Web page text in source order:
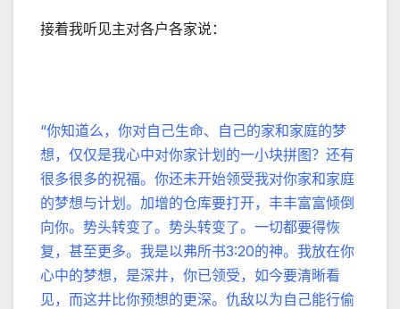
接着我听见主对各户各家说：
“你知道么，你对自己生命、自己的家和家庭的梦
想，仅仅是我心中对你家计划的一小块拼图？还有
很多很多的祝福。你还未开始领受我对你家和家庭
的梦想与计划。加增的仓库要打开，丰丰富富倾倒
向你。势头转变了。势头转变了。一切都要得恢
复，甚至更多。我是以弗所书3:20的神。我放在你
心中的梦想，是深井，你已领受，如今要清晰看
见，而这井比你预想的更深。仇敌以为自己能行偷